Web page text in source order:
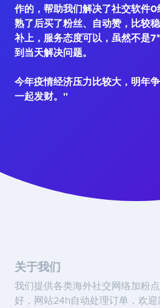
作的，帮助我们解决了社交软件
熟了后买了粉丝、自动赞，比较
补上，服务态度可以，虽然不是
到当天解决问题。
今年疫情经济压力比较大，明年
一起发财。"
关于我们
我们提供各类海外社交网络加粉
好，网站24h自动处理订单，欢迎